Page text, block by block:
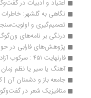
اعتیاد و ادبیات در
نگاهی به گلشهر:
تصمیم‌گیری و اولویت‌سنجی
درنگی بر نامه‌های
پژوهش‌های فارابی در
فارنهایت ۴۵۱ : سرکوب آزادی با کتاب‌سوزی
آهنگ یا سیر یا نظم
جامعه باز و دشمنان آن |
متافیزیک شعر در